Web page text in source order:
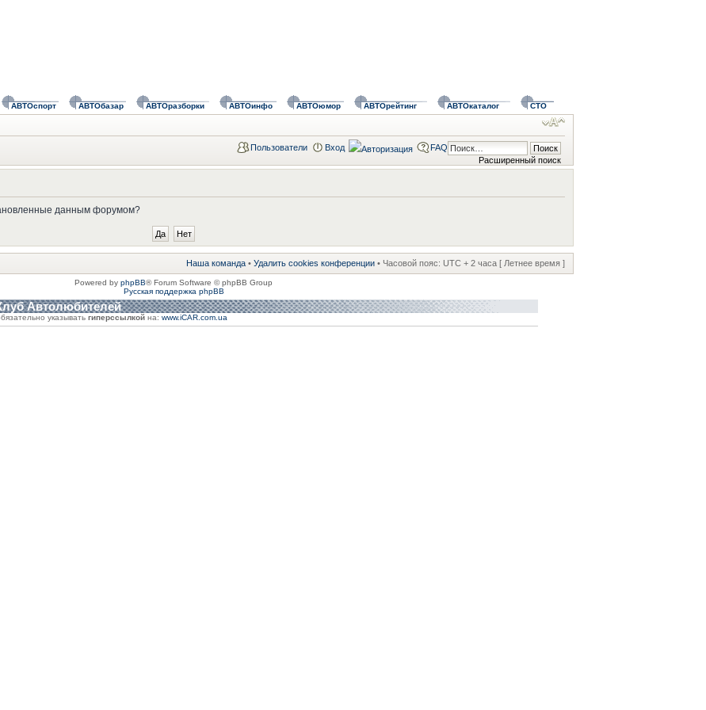
АВТОспорт АВТОбазар АВТОразборки АВТОинфо АВТОюмор АВТОрейтинг АВТОкаталог СТО
Расширенный поиск
Пользователи Вход FAQ
данным форумом?
Наша команда • Удалить cookies конференции • Часовой пояс: UTC + 2 часа [ Летнее время ]
Powered by phpBB® Forum Software © phpBB Group
Русская поддержка phpBB
Автолюбителей
указывать гиперссылкой на: www.iCAR.com.ua